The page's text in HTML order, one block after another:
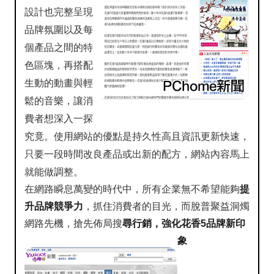
設計也完整呈現
品牌氛圍以及每
個產品之間的特
色區塊，再搭配
生動的動畫與輕
鬆的音樂，讓消
費者想深入一探
究竟。使用網站的優點是持久性高且資訊更新快速，
只要一段時間改良產品或出新的配方，網站內容馬上
就能做調整。
在網路瞬息萬變的時代中，所有企業無不希望能夠提
升品牌競爭力 ，抓住消費者的目光，而脫普聚益洞燭
網路先機，搶先佈局搜尋行銷，強化花香5品牌新印
象